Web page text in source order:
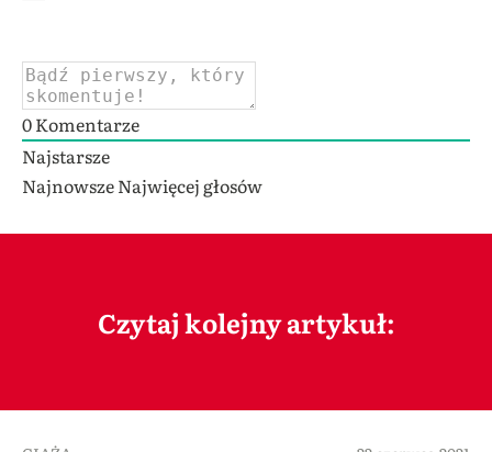
0Komentarze
Najstarsze
NajnowszeNajwięcej głosów
Czytaj kolejny artykuł: